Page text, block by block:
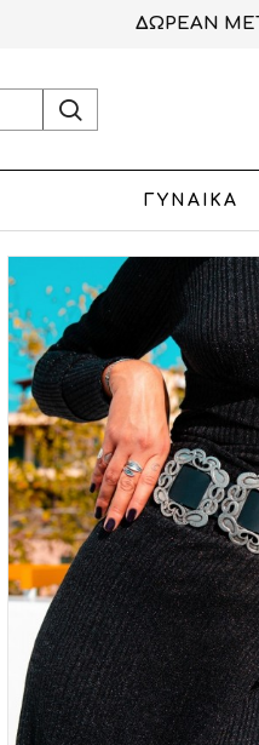
ΔΩΡΕΑΝ
ΓΥΝΑΙΚΑ